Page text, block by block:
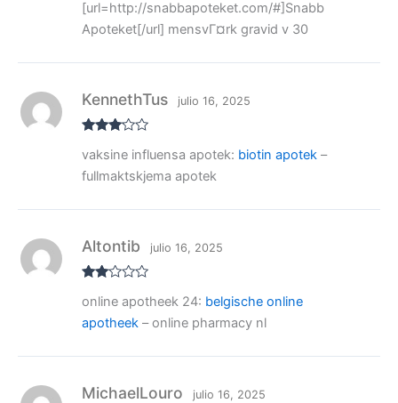
[url=http://snabbapoteket.com/#]Snabb
Apoteket[/url] mensvГ¤rk gravid v 30
do con
3 de 5
KennethTus julio 16, 2025
vaksine influensa apotek: biotin apotek–
fullmaktskjema apotek
rado
2de
Altontib julio 16, 2025
online apotheek 24: belgische online
apotheek– online pharmacy nl
MichaelLouro julio 16, 2025